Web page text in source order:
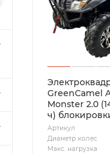
GreenCamel
Monster 2.0
ч)
Артикул
Диаметр колес
Макс. нагрузка